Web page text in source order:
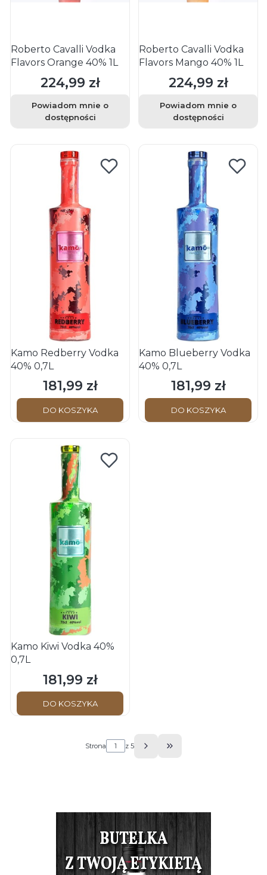
Roberto Cavalli Vodka
Flavors Orange 40% 1L
Cena
224,99 zł
Powiadom mnie o
dostępności
Roberto Cavalli Vodka
Flavors Mango 40% 1L
Cena
224,99 zł
Powiadom mnie o
dostępności
Kamo Redberry Vodka
40% 0,7L
Cena
181,99 zł
DO KOSZYKA
Kamo Blueberry Vodka
40% 0,7L
Cena
181,99 zł
DO KOSZYKA
Kamo Kiwi Vodka 40%
0,7L
Cena
181,99 zł
DO KOSZYKA
Strona z 5
Przejdź do ostatniej